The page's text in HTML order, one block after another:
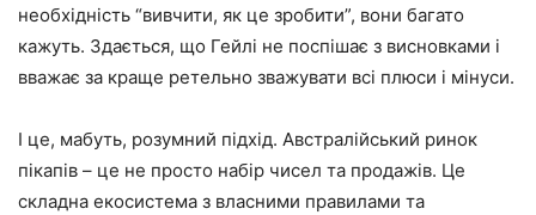
необхідність “вивчити, як це зробити”, вони багато
кажуть. Здається, що Гейлі не поспішає з висновками і
вважає за краще ретельно зважувати всі плюси і мінуси.
І це, мабуть, розумний підхід. Австралійський ринок
пікапів – це не просто набір чисел та продажів. Це
складна екосистема з власними правилами та